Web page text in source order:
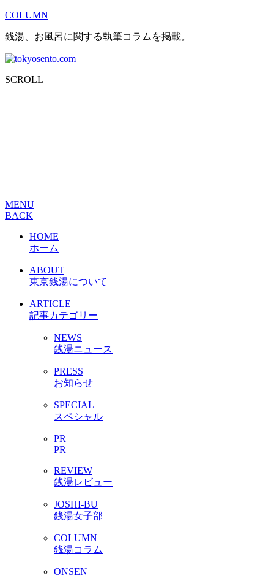
COLUMN
銭湯、お風呂に関する執筆コラムを掲載。
SCROLL
MENU
BACK
HOME
ホーム
ABOUT
東京銭湯について
ARTICLE
記事カテゴリー
NEWS
銭湯ニュース
PRESS
お知らせ
SPECIAL
スペシャル
PR
PR
REVIEW
銭湯レビュー
JOSHI-BU
銭湯女子部
COLUMN
銭湯コラム
ONSEN